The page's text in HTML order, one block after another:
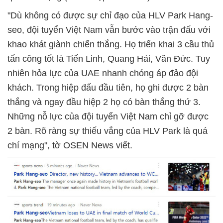
"Dù không có được sự chỉ đạo của HLV Park Hang-
seo, đội tuyển Việt Nam vẫn bước vào trận đấu với
khao khát giành chiến thắng. Họ triển khai 3 cầu thủ
tấn công tốt là Tiến Linh, Quang Hải, Văn Đức. Tuy
nhiên hỏa lực của UAE nhanh chóng áp đảo đội
khách. Trong hiệp đấu đầu tiên, họ ghi được 2 bàn
thắng và ngay đầu hiệp 2 họ có bàn thắng thứ 3.
Những nỗ lực của đội tuyển Việt Nam chỉ gỡ được
2 bàn. Rõ ràng sự thiếu vắng của HLV Park là quá
chí mạng", tờ OSEN News viết.